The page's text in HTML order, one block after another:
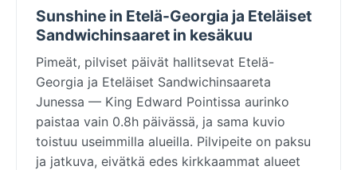
Sunshine in Etelä-Georgia ja Eteläiset
Sandwichinsaaret in kesäkuu
Pimeät, pilviset päivät hallitsevat Etelä-
Georgia ja Eteläiset Sandwichinsaareta
Junessa — King Edward Pointissa aurinko
paistaa vain 0.8h päivässä, ja sama kuvio
toistuu useimmilla alueilla. Pilvipeite on paksu
ja jatkuva, eivätkä edes kirkkaammat alueet